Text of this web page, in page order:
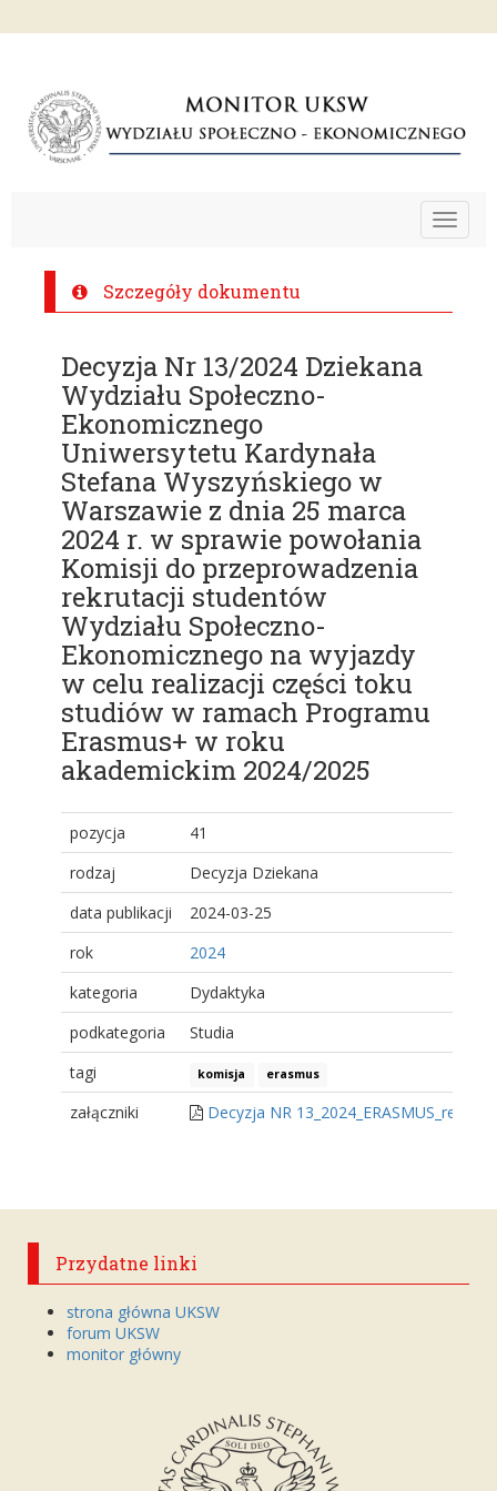
Toggle
Szczegóły dokumentu
Decyzja Nr 13/2024 Dziekana
Wydziału Społeczno-
Ekonomicznego
Uniwersytetu Kardynała
Stefana Wyszyńskiego w
Warszawie z dnia 25 marca
2024 r. w sprawie powołania
Komisji do przeprowadzenia
rekrutacji studentów
Wydziału Społeczno-
Ekonomicznego na wyjazdy
w celu realizacji części toku
studiów w ramach Programu
Erasmus+ w roku
akademickim 2024/2025
pozycja
41
rodzaj
Decyzja Dziekana
data publikacji
2024-03-25
rok
2024
kategoria
Dydaktyka
podkategoria
Studia
tagi
komisja erasmus
załączniki Decyzja NR
Przydatne linki
strona główna UKSW
forum UKSW
monitor główny